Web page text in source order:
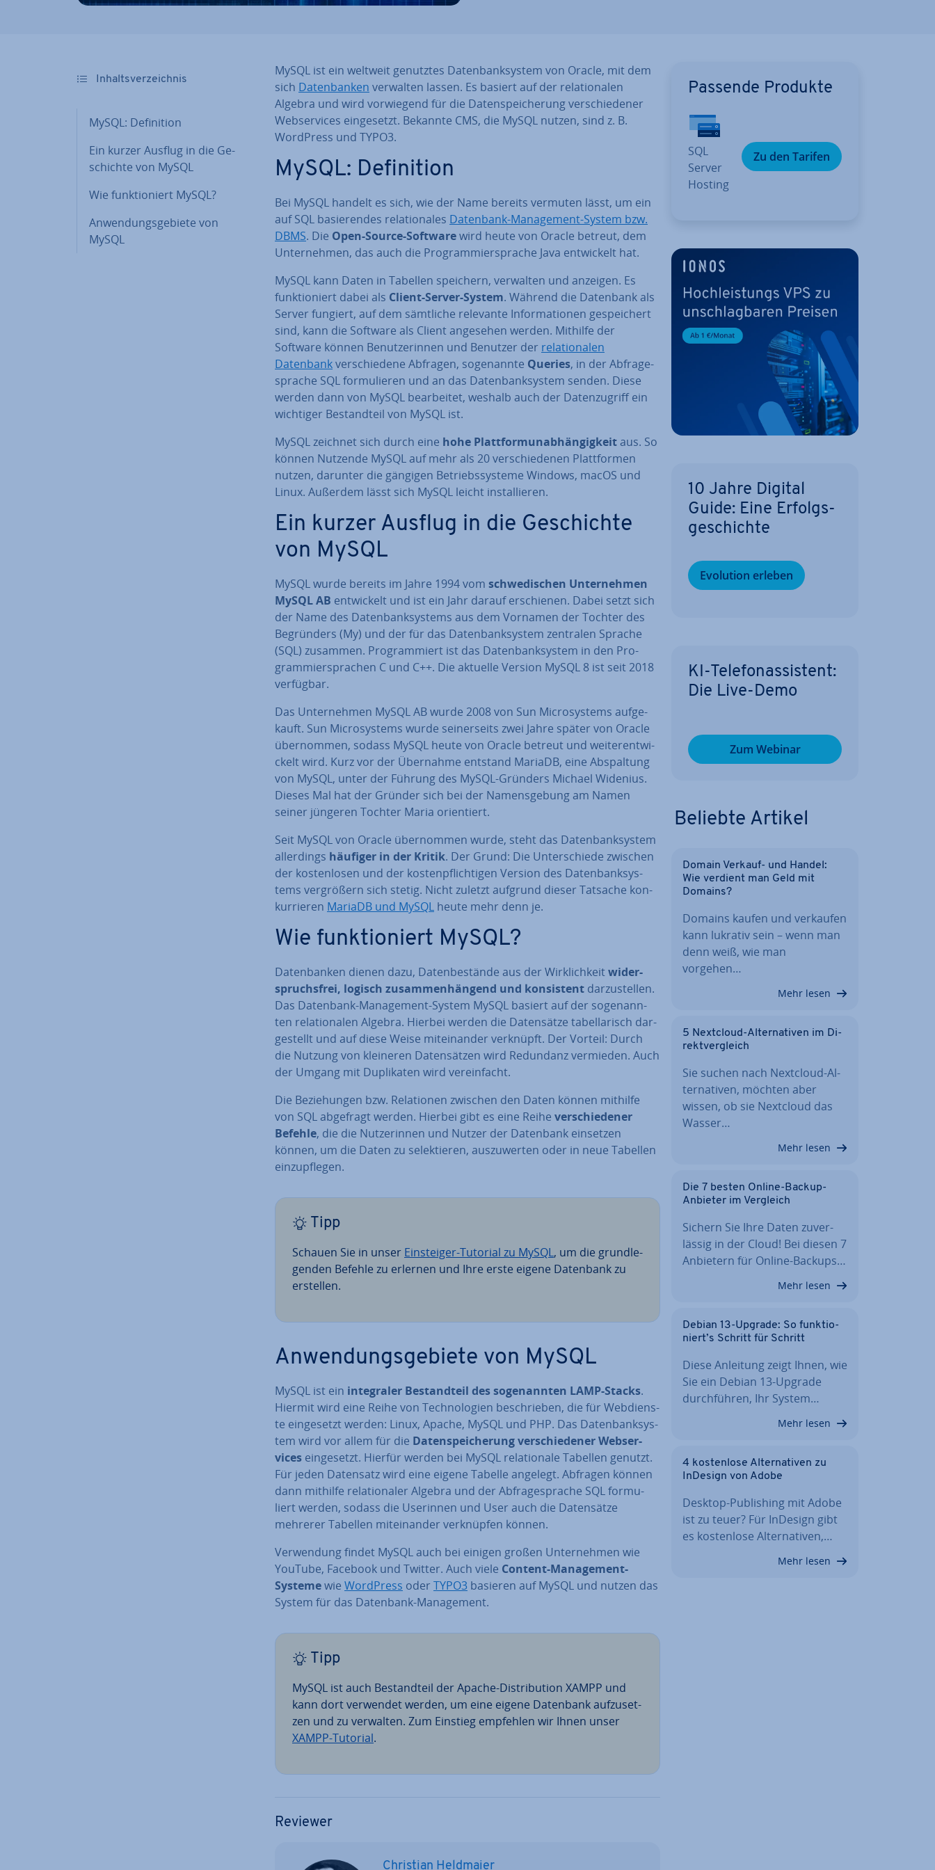
In­halts­ver­zeich­nis
MySQL: De­fi­ni­ti­on
Ein kurzer Ausflug in die Ge­
schich­te von MySQL
Wie funk­tio­niert MySQL?
An­wen­dungs­ge­bie­te von
MySQL
MySQL ist ein weltweit genutztes Da­ten­bank­sys­tem von Oracle, mit dem
sich Da­ten­ban­ken verwalten lassen. Es basiert auf der re­la­tio­na­len
Algebra und wird vor­wie­gend für die Da­ten­spei­che­rung ver­schie­de­ner
Web­ser­vices ein­ge­setzt. Bekannte CMS, die MySQL nutzen, sind z. B.
WordPress und TYPO3.
MySQL: De­fi­ni­ti­on
Bei MySQL handelt es sich, wie der Name bereits vermuten lässt, um ein
auf SQL ba­sie­ren­des re­la­tio­na­les Datenbank-Ma­nage­ment-System bzw.
DBMS. Die Open-Source-Softwarewird heute von Oracle betreut, dem
Un­ter­neh­men, das auch die Pro­gram­mier­spra­che Java ent­wi­ckelt hat.
MySQL kann Daten in Tabellen speichern, verwalten und anzeigen. Es
funk­tio­niert dabei als Client-Server-System. Während die Datenbank als
Server fungiert, auf dem sämtliche relevante In­for­ma­tio­nen ge­spei­chert
sind, kann die Software als Client angesehen werden. Mithilfe der
Software können Be­nut­ze­rin­nen und Benutzer der re­la­tio­na­len
Datenbankver­schie­de­ne Abfragen, so­ge­nann­te Queries, in der Ab­fra­ge­
spra­che SQL for­mu­lie­ren und an das Da­ten­bank­sys­tem senden. Diese
werden dann von MySQL be­ar­bei­tet, weshalb auch der Da­ten­zu­griff ein
wichtiger Be­stand­teil von MySQL ist.
MySQL zeichnet sich durch eine hohe Platt­form­un­ab­hän­gig­keitaus. So
können Nutzende MySQL auf mehr als 20 ver­schie­de­nen Platt­for­men
nutzen, darunter die gängigen Be­triebs­sys­te­me Windows, macOS und
Linux. Außerdem lässt sich MySQL leicht in­stal­lie­ren.
Ein kurzer Ausflug in die Ge­schich­te
von MySQL
MySQL wurde bereits im Jahre 1994 vom schwe­di­schen Un­ter­neh­men
MySQL AB ent­wi­ckelt und ist ein Jahr darauf er­schie­nen. Dabei setzt sich
der Name des Da­ten­bank­sys­tems aus dem Vornamen der Tochter des
Be­grün­ders (My) und der für das Da­ten­bank­sys­tem zentralen Sprache
(SQL) zusammen. Pro­gram­miert ist das Da­ten­bank­sys­tem in den Pro­
gram­mier­spra­chen C und C++. Die aktuelle Version MySQL 8 ist seit 2018
verfügbar.
Das Un­ter­neh­men MySQL AB wurde 2008 von Sun Mi­cro­sys­tems auf­ge­
kauft. Sun Mi­cro­sys­tems wurde sei­ner­seits zwei Jahre später von Oracle
über­nom­men, sodass MySQL heute von Oracle betreut und wei­ter­ent­wi­
ckelt wird. Kurz vor der Übernahme entstand MariaDB, eine Ab­spal­tung
von MySQL, unter der Führung des MySQL-Gründers Michael Widenius.
Dieses Mal hat der Gründer sich bei der Na­mens­ge­bung am Namen
seiner jüngeren Tochter Maria ori­en­tiert.
Seit MySQL von Oracle über­nom­men wurde, steht das Da­ten­bank­sys­tem
al­ler­dings häufiger in der Kritik. Der Grund: Die Un­ter­schie­de zwischen
der kos­ten­lo­sen und der kos­ten­pflich­ti­gen Version des Da­ten­bank­sys­
tems ver­grö­ßern sich stetig. Nicht zuletzt aufgrund dieser Tatsache kon­
kur­rie­ren MariaDB und MySQL heute mehr denn je.
Wie funk­tio­niert MySQL?
Da­ten­ban­ken dienen dazu, Da­ten­be­stän­de aus der Wirk­lich­keitwi­der­
spruchs­frei, logisch zu­sam­men­hän­gend und kon­sis­tent dar­zu­stel­len.
Das Datenbank-Ma­nage­ment-System MySQL basiert auf der so­ge­nann­
ten re­la­tio­na­len Algebra. Hierbei werden die Da­ten­sät­ze ta­bel­la­risch dar­
ge­stellt und auf diese Weise mit­ein­an­der verknüpft. Der Vorteil: Durch
die Nutzung von kleineren Da­ten­sät­zen wird Redundanz vermieden. Auch
der Umgang mit Du­pli­ka­ten wird ver­ein­facht.
Die Be­zie­hun­gen bzw. Re­la­tio­nen zwischen den Daten können mithilfe
von SQL abgefragt werden. Hierbei gibt es eine Reihe ver­schie­de­ner
Befehle, die die Nut­ze­rin­nen und Nutzer der Datenbank einsetzen
können, um die Daten zu se­lek­tie­ren, aus­zu­wer­ten oder in neue Tabellen
ein­zu­pfle­gen.
Tipp
Schauen Sie in unser Ein­stei­ger-Tutorial zu MySQL, um die grund­le­
gen­den Befehle zu erlernen und Ihre erste eigene Datenbank zu
erstellen.
An­wen­dungs­ge­bie­te von MySQL
MySQL ist ein in­te­gra­ler Be­stand­teil des so­ge­nann­ten LAMP-Stacks.
Hiermit wird eine Reihe von Tech­no­lo­gien be­schrie­ben, die für Web­diens­
te ein­ge­setzt werden: Linux, Apache, MySQL und PHP. Das Da­ten­bank­sys­
tem wird vor allem für die Da­ten­spei­che­rung ver­schie­de­ner Web­ser­
vices ein­ge­setzt. Hierfür werden bei MySQL re­la­tio­na­le Tabellen genutzt.
Für jeden Datensatz wird eine eigene Tabelle angelegt. Abfragen können
dann mithilfe re­la­tio­na­ler Algebra und der Ab­fra­ge­spra­che SQL for­mu­
liert werden, sodass die Userinnen und User auch die Da­ten­sät­ze
mehrerer Tabellen mit­ein­an­der ver­knüp­fen können.
Ver­wen­dung findet MySQL auch bei einigen großen Un­ter­neh­men wie
YouTube, Facebook und Twitter. Auch viele Content-Ma­nage­ment-
Systemewie WordPress oder TYPO3 basieren auf MySQL und nutzen das
System für das Datenbank-Ma­nage­ment.
Tipp
MySQL ist auch Be­stand­teil der Apache-Dis­tri­bu­ti­on XAMPP und
kann dort verwendet werden, um eine eigene Datenbank auf­zu­set­
zen und zu verwalten. Zum Einstieg empfehlen wir Ihnen unser
XAMPP-Tutorial.
Reviewer
Christian Heldmaier
Passende Produkte
SQL
Server
Hosting
Zu den Tarifen
10 Jahre Digital
Guide: Eine Er­folgs­
ge­schich­te
Evolution erleben
KI-Te­le­fon­as­sis­tent:
Die Live-Demo
Zum Webinar
Beliebte Artikel
Domain Verkauf- und Handel:
Wie verdient man Geld mit
Domains?
Domains kaufen und verkaufen
kann lukrativ sein – wenn man
denn weiß, wie man
vorgehen…
Mehr lesen
5 Nextcloud-Al­ter­na­ti­ven im Di­
rekt­ver­gleich
Sie suchen nach Nextcloud-Al­
ter­na­ti­ven, möchten aber
wissen, ob sie Nextcloud das
Wasser…
Mehr lesen
Die 7 besten Online-Backup-
Anbieter im Vergleich
Sichern Sie Ihre Daten zu­ver­
läs­sig in der Cloud! Bei diesen 7
Anbietern für Online-Backups…
Mehr lesen
Debian 13-Upgrade: So funk­tio­
niert’s Schritt für Schritt
Diese Anleitung zeigt Ihnen, wie
Sie ein Debian 13-Upgrade
durch­füh­ren, Ihr System…
Mehr lesen
4 kos­ten­lo­se Al­ter­na­ti­ven zu
InDesign von Adobe
Desktop-Pu­bli­shing mit Adobe
ist zu teuer? Für InDesign gibt
es kos­ten­lo­se Al­ter­na­ti­ven,…
Mehr lesen